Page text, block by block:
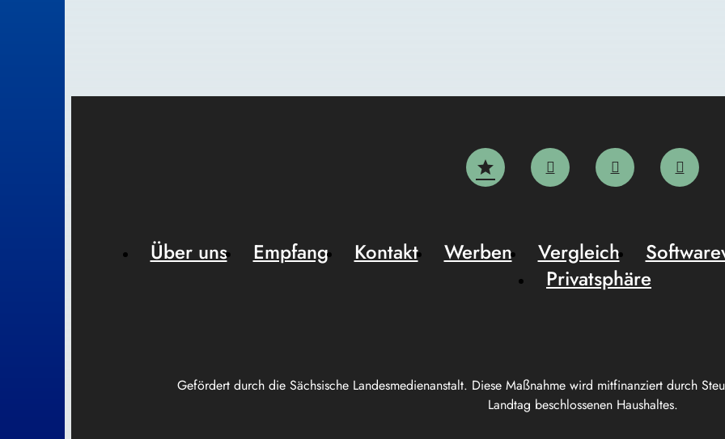
Gefördert durch die Sächsische Landesmedienanstalt. Diese Maßnahme wird mitfinanziert durch
Landtag beschlossenen Haushaltes.
Über uns Empfang Kontakt Werben Vergleich
Privatsphäre